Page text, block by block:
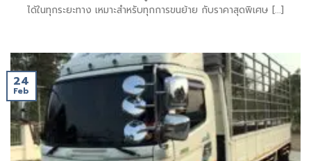
ได้ในทุกระยะทาง เหมาะสำหรับทุกการขนย้าย กับราคาสุดพิเศษ [...]
24
Feb